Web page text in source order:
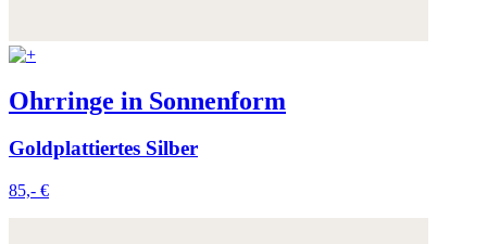
Ohrringe in Sonnenform
Goldplattiertes Silber
85,- €